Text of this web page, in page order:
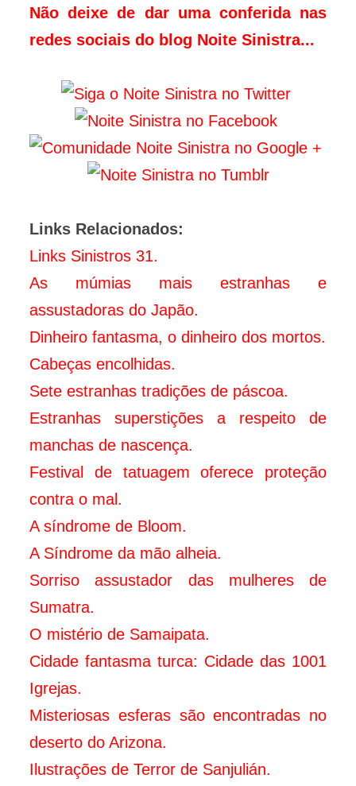
Não deixe de dar uma conferida nas
redes sociais do blog Noite Sinistra...
Links Relacionados:
Links Sinistros 31.
As múmias mais estranhas e
assustadoras do Japão.
Dinheiro fantasma, o dinheiro dos mortos.
Cabeças encolhidas.
Sete estranhas tradições de páscoa.
Estranhas superstições a respeito de
manchas de nascença.
Festival de tatuagem oferece proteção
contra o mal.
A síndrome de Bloom.
A Síndrome da mão alheia.
Sorriso assustador das mulheres de
Sumatra.
O mistério de Samaipata.
Cidade fantasma turca: Cidade das 1001
Igrejas.
Misteriosas esferas são encontradas no
deserto do Arizona.
Ilustrações de Terror de Sanjulián.